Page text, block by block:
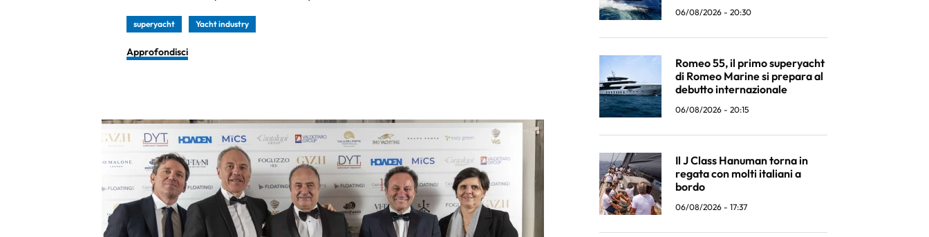
superyacht Yacht industry
Approfondisci
06/08/2026 - 20:30
Romeo 55, il primo superyacht
di Romeo Marine si prepara al
debutto internazionale
06/08/2026 - 20:15
Il J Class Hanuman torna in
regata con molti italiani a
bordo
06/08/2026 - 17:37